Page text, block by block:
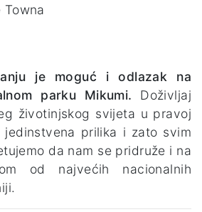
je moguć i odlazak na
parku Mikumi. Doživljaj
životinjskog svijeta u pravoj
prilika i zato svim
da nam se pridruže i na
od najvećih nacionalnih